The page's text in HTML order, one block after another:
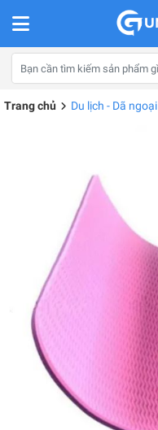
Trang chủ Du lịch - Dã ngoại